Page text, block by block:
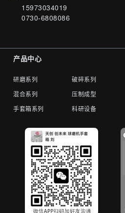
15973034019
0730-6808086
产品中心
研磨系列 破碎系列
混合系列
压制成型
手套箱系列
科研设备